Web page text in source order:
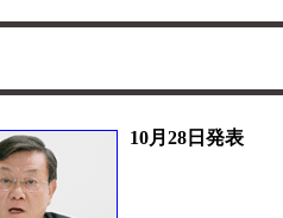
10月28日発表